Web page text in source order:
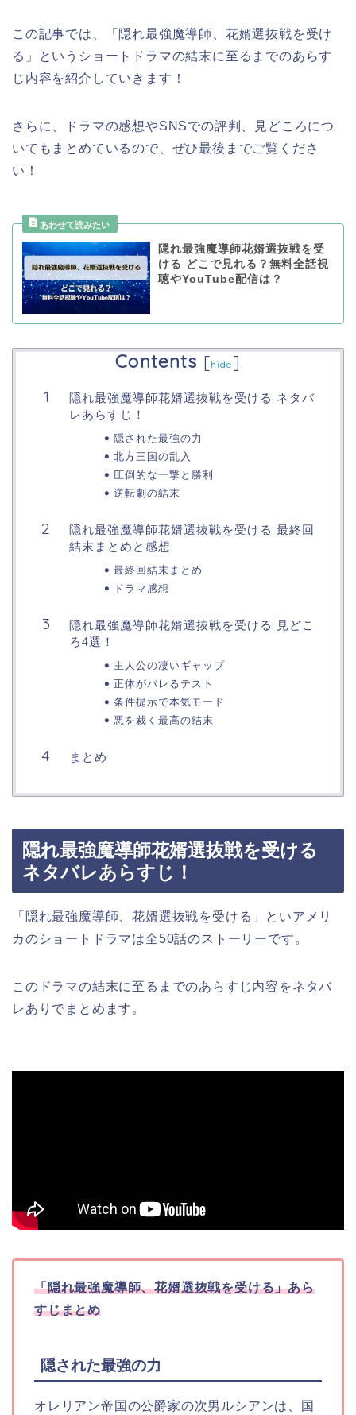
この記事では、「隠れ最強魔導師、花婿選抜戦を受け
る」というショートドラマの結末に至るまでのあらす
じ内容を紹介していきます！
さらに、ドラマの感想やSNSでの評判、見どころにつ
いてもまとめているので、ぜひ最後までご覧くださ
い！
隠れ最強魔導師花婿選抜戦を受
ける どこで見れる？無料全話視
聴やYouTube配信は？
Contents [hide ]
隠れ最強魔導師花婿選抜戦を受ける ネタバ
レあらすじ！
隠された最強の力
北方三国の乱入
圧倒的な一撃と勝利
逆転劇の結末
隠れ最強魔導師花婿選抜戦を受ける 最終回
結末まとめと感想
最終回結末まとめ
ドラマ感想
隠れ最強魔導師花婿選抜戦を受ける 見どこ
ろ4選！
主人公の凄いギャップ
正体がバレるテスト
条件提示で本気モード
悪を裁く最高の結末
まとめ
隠れ最強魔導師花婿選抜戦を受ける
ネタバレあらすじ！
「隠れ最強魔導師、花婿選抜戦を受ける」といアメリ
カのショートドラマは全50話のストーリーです。
このドラマの結末に至るまでのあらすじ内容をネタバ
レありでまとめます。
「隠れ最強魔導師、花婿選抜戦を受ける」あら
すじまとめ
隠された最強の力
オレリアン帝国の公爵家の次男ルシアンは、国